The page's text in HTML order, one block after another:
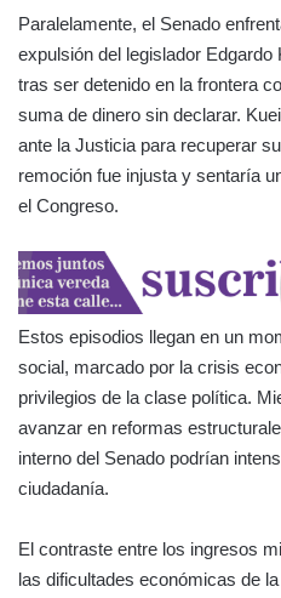
Paralelamente, el Senado
expulsión del legislador Edgardo
tras ser detenido en la frontera
suma de dinero sin declarar.
ante la Justicia para recuperar
remoción fue injusta y sentaría
el Congreso.
Estos episodios llegan en un
social, marcado por la crisis
privilegios de la clase política.
avanzar en reformas
interno del Senado podrían
ciudadanía.
El contraste entre los ingresos
las dificultades económicas de